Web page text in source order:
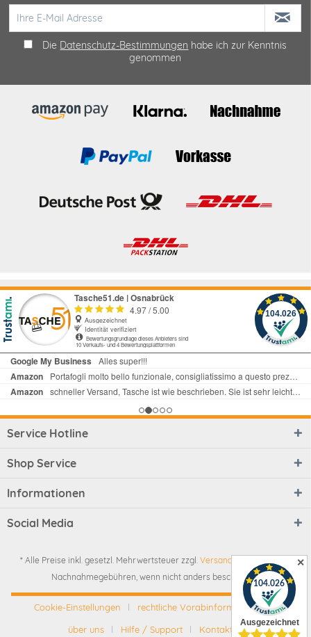
✕
Die Datenschutz-Bestimmungen habe ich zur Kenntnis
genommen
Service Hotline
Shop Service
Informationen
Social Media
* Alle Preise inkl. gesetzl. Mehrwertsteuer zzgl. Versandkosten
Nachnahmegebühren, wenn nicht anders beschrieben
Cookie-Einstellungen
rechtliche Vorabinformationen
über uns
Hilfe / Support Kontakt